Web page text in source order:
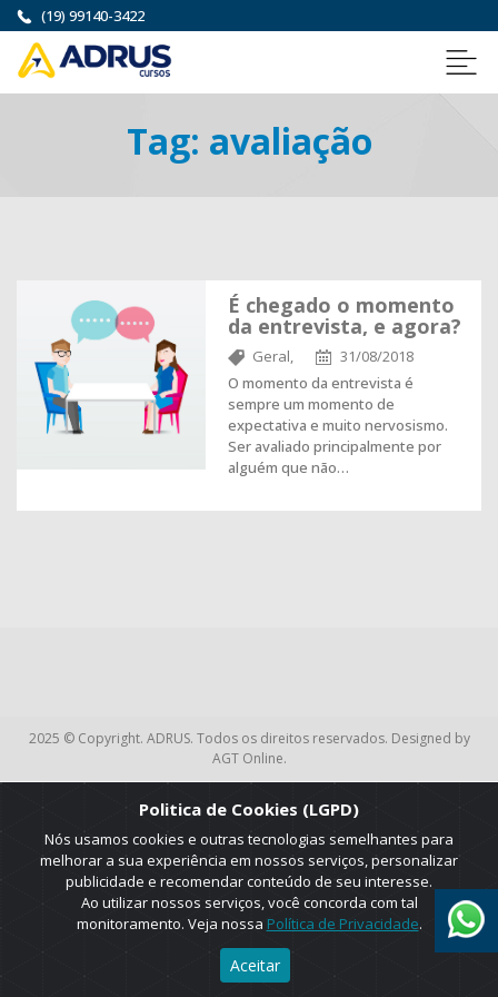
(19) 99140-3422
Tag: avaliação
É chegado o momento
da entrevista, e agora?
Geral,
31/08/2018
O momento da entrevista é
sempre um momento de
expectativa e muito nervosismo.
Ser avaliado principalmente por
alguém que não…
2025 © Copyright. ADRUS. Todos os direitos reservados. Designed by
AGT Online.
Politica de Cookies (LGPD)
Nós usamos cookies e outras tecnologias semelhantes para
melhorar a sua experiência em nossos serviços, personalizar
publicidade e recomendar conteúdo de seu interesse.
Ao utilizar nossos serviços, você concorda com tal
monitoramento. Veja nossa Política de Privacidade.
Aceitar